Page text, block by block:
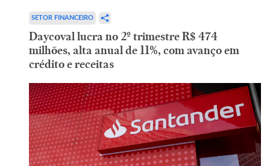
SETOR FINANCEIRO
Daycoval lucra no 2º trimestre R$ 474
milhões, alta anual de 11%, com avanço em
crédito e receitas